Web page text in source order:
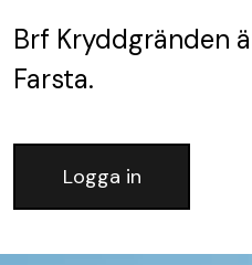
Brf Kryddgränden
Farsta.
Logga in